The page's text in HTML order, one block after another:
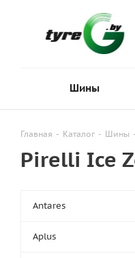
Шины
Главная - Каталог - Шины -
Pirelli Ice
Antares
Aplus